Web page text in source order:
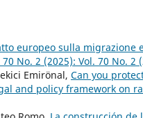
europeo sulla
70 No. 2 (2025): Vol. 70 No. 2
Emirönal, Can you
and policy framework on